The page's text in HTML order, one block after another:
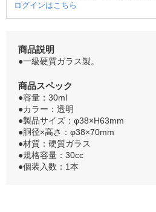
ログインはこちら
商品説明
●一級硬質ガラス製。
商品スペック
●容量：30ml
●カラー：透明
●製品サイズ：φ38×H63mm
●胴径×高さ：φ38×70mm
●材質：硬質ガラス
●規格容量：30cc
●個装入数：1本